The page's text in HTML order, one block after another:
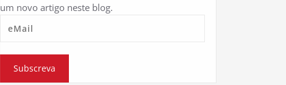
um novo artigo neste blog.
Subscreva